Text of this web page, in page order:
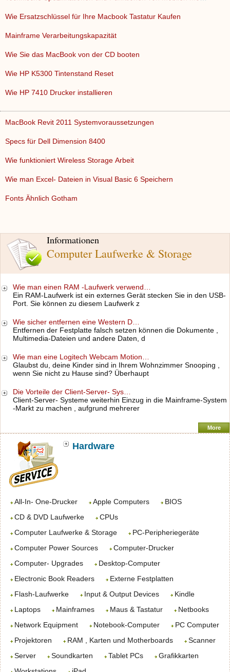
Informationen
Computer Laufwerke & Storage
Wie man einen RAM -Laufwerk verwend…
Ein RAM-Laufwerk ist ein externes Gerät stecken Sie in den USB-
Port. Sie können zu diesem Laufwerk z
Wie sicher entfernen eine Western D…
Entfernen der Festplatte falsch setzen können die Dokumente ,
Multimedia-Dateien und andere Daten, d
Wie man eine Logitech Webcam Motion…
Glaubst du, deine Kinder sind in Ihrem Wohnzimmer Snooping ,
wenn Sie nicht zu Hause sind? Überhaupt
Die Vorteile der Client-Server- Sys…
Client-Server- Systeme weiterhin Einzug in die Mainframe-System
-Markt zu machen , aufgrund mehrerer
More
Hardware
All-In- One-Drucker Apple Computers
BIOS
CD & DVD Laufwerke
CPUs
Computer Laufwerke & Storage
PC-Peripheriegeräte
Computer Power Sources
Computer-Drucker
Computer- Upgrades
Desktop-Computer
Electronic Book Readers
Externe Festplatten
Flash-Laufwerke
Input & Output Devices
Kindle
Laptops
Mainframes Maus & Tastatur
Netbooks
Network Equipment
Notebook-Computer
PC Computer
Projektoren
RAM , Karten und Motherboards
Scanner
Server
Soundkarten Tablet PCs
Grafikkarten
Wie Ersatzschlüssel für Ihre Macbook Tastatur Kaufen
Mainframe Verarbeitungskapazität
Wie Sie das MacBook von der CD booten
Wie HP K5300 Tintenstand Reset
Wie HP 7410 Drucker installieren
MacBook Revit 2011 Systemvoraussetzungen
Specs für Dell Dimension 8400
Wie funktioniert Wireless Storage Arbeit
Wie man Excel- Dateien in Visual Basic 6 Speichern
Fonts Ähnlich Gotham